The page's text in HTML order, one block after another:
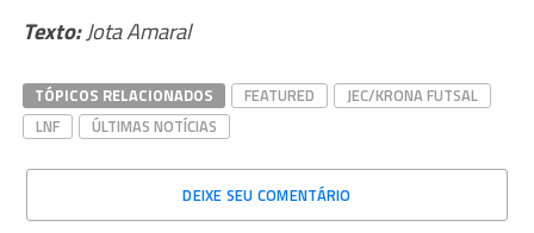
Texto:Jota Amaral
TÓPICOS RELACIONADOS FEATURED
JEC/KRONA FUTSAL
LNF
ÚLTIMAS NOTÍCIAS
DEIXE SEU COMENTÁRIO